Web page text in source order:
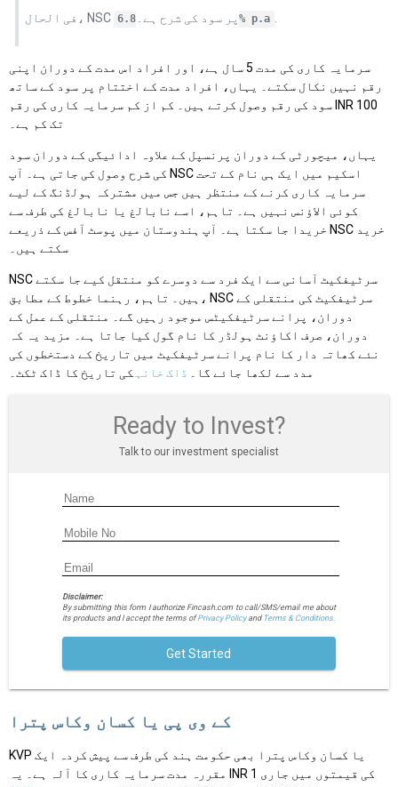
فی الحال، NSC پر سود کی شرح ہے۔6.8% p.a .
سرمایہ کاری کی مدت 5 سال ہے، اور افراد اس مدت کے دوران اپنی
رقم نہیں نکال سکتے۔ یہاں، افراد مدت کے اختتام پر سود کے ساتھ
سود کی رقم وصول کرتے ہیں۔ کم از کم سرمایہ کاری کی رقم INR 100
تک کم ہے۔
یہاں، میچورٹی کے دوران پرنسپل کے علاوہ ادائیگی کے دوران سود
کی شرح وصول کی جاتی ہے۔ آپ NSC اسکیم میں ایک ہی نام کے تحت
سرمایہ کاری کرنے کے منتظر ہیں جس میں مشترکہ ہولڈنگ کے لیے
کوئی الاؤنس نہیں ہے۔ تاہم، اسے نابالغ یا نابالغ کی طرف سے
خریدا جا سکتا ہے۔ آپ ہندوستان میں پوسٹ آفس کے ذریعے NSC خرید
سکتے ہیں۔
NSC سرٹیفکیٹ آسانی سے ایک فرد سے دوسرے کو منتقل کیے جا سکتے
ہیں۔ تاہم، رہنما خطوط کے مطابق، NSC سرٹیفکیٹ کی منتقلی کے
دوران، پرانے سرٹیفکیٹس موجود رہیں گے۔ منتقلی کے عمل کے
دوران، صرف اکاؤنٹ ہولڈر کا نام گول کیا جاتا ہے۔ مزید یہ کہ
نئے کھاتہ دار کا نام پرانے سرٹیفکیٹ میں تاریخ کے دستخطوں کی
مدد سے لکھا جائے گا۔ ڈاک خانہکی تاریخ کا ڈاک ٹکٹ۔
Ready to Invest?
Talk to our investment specialist
Disclaimer:
By submitting this form I authorize Fincash.com to call/SMS/email me about
its products and I accept the terms ofPrivacy Policyand Terms & Conditions.
Get Started
کے وی پی یا کسان وکاس پترا
KVP یا کسان وکاس پترا بھی حکومت ہند کی طرف سے پیش کردہ ایک
مقررہ مدت سرمایہ کاری کا آلہ ہے۔ یہ INR 1 کی قیمتوں میں جاری